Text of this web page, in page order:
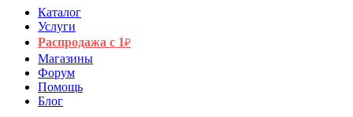
Каталог
Услуги
Распродажа с 1₽
Магазины
Форум
Помощь
Блог